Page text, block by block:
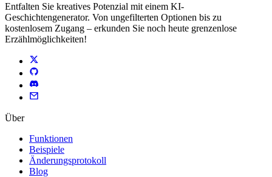
Entfalten Sie kreatives Potenzial mit einem KI-
Geschichtengenerator. Von ungefilterten Optionen bis zu
kostenlosem Zugang – erkunden Sie noch heute grenzenlose
Erzählmöglichkeiten!
Über
Funktionen
Beispiele
Änderungsprotokoll
Blog